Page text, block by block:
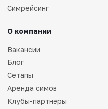
Симрейсинг
О компании
Вакансии
Блог
Сетапы
Аренда симов
Клубы-партнеры